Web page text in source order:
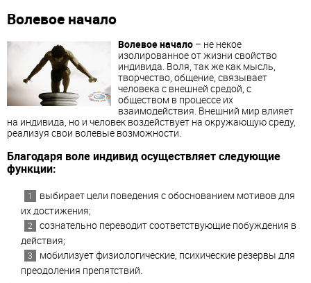
Волевое начало
Волевое начало – не некое
изолированное от жизни свойство
индивида. Воля, так же как мысль,
творчество, общение, связывает
человека с внешней средой, с
обществом в процессе их
взаимодействия. Внешний мир влияет
на индивида, но и человек воздействует на окружающую среду,
реализуя свои волевые возможности.
Благодаря воле индивид осуществляет следующие
функции:
выбирает цели поведения с обоснованием мотивов для
их достижения;
сознательно переводит соответствующие побуждения в
действия;
мобилизует физиологические, психические резервы для
преодоления препятствий.